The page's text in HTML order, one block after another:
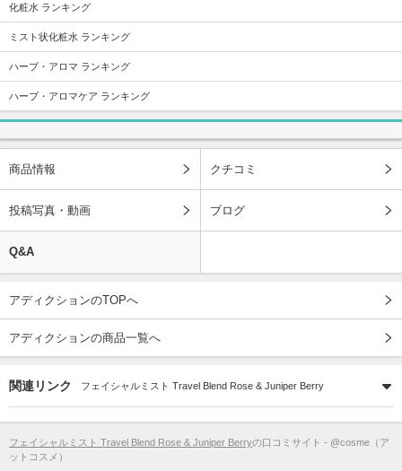
化粧水 ランキング
ミスト状化粧水 ランキング
ハーブ・アロマ ランキング
ハーブ・アロマケア ランキング
商品情報 クチコミ
投稿写真・動画 ブログ
Q&A
アディクションのTOPへ
アディクションの商品一覧へ
関連リンク フェイシャルミスト Travel Blend Rose & Juniper Berry
フェイシャルミスト Travel Blend Rose & Juniper Berryの口コミサイト - @cosme（ア
ットコスメ）